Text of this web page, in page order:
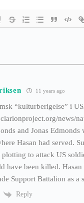
11 years ago
“kulturberigelse” i
news/
and Jonas
Hasan had served.
plotting to attack US
have been killed.
Support Battalion as a
Reply